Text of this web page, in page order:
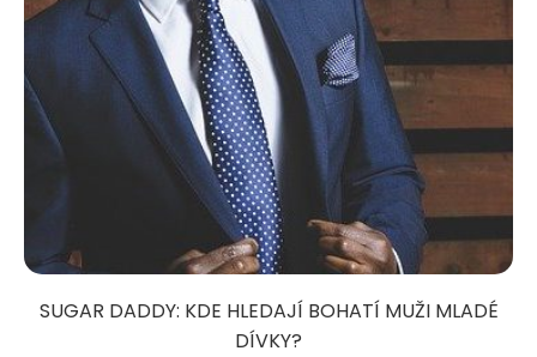
SUGAR DADDY: KDE HLEDAJÍ BOHATÍ MUŽI MLADÉ
DÍVKY?